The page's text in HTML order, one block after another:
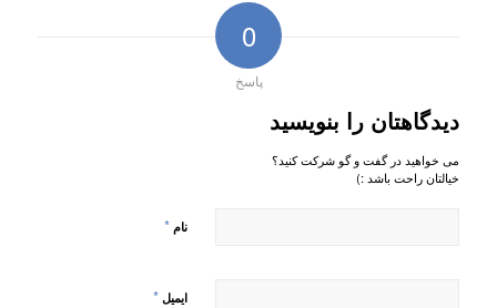
0
پاسخ
دیدگاهتان را بنویسید
می خواهید در گفت و گو شرکت کنید؟
خیالتان راحت باشد :)
نام *
ایمیل *